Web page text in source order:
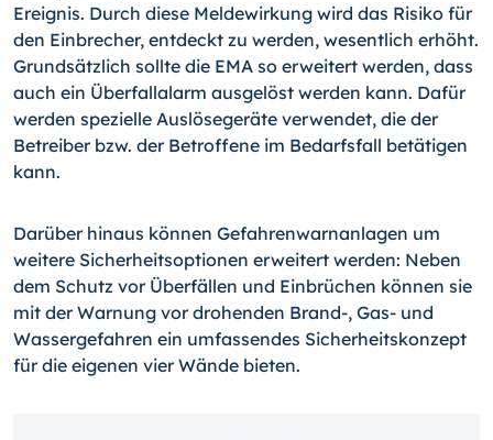
Ereignis. Durch diese Meldewirkung wird das Risiko für
den Einbrecher, entdeckt zu werden, wesentlich erhöht.
Grundsätzlich sollte die EMA so erweitert werden, dass
auch ein Überfallalarm ausgelöst werden kann. Dafür
werden spezielle Auslösegeräte verwendet, die der
Betreiber bzw. der Betroffene im Bedarfsfall betätigen
kann.
Darüber hinaus können Gefahrenwarnanlagen um
weitere Sicherheitsoptionen erweitert werden: Neben
dem Schutz vor Überfällen und Einbrüchen können sie
mit der Warnung vor drohenden Brand-, Gas- und
Wassergefahren ein umfassendes Sicherheitskonzept
für die eigenen vier Wände bieten.